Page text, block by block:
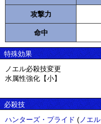
攻撃力
命中
特殊効果
ノエル必殺技変更
水属性強化【小】
必殺技
ハンターズ・プライド ( ノエル